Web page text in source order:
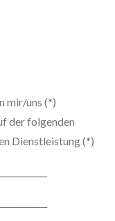
mir/uns (*)
der folgenden
Dienstleistung (*)